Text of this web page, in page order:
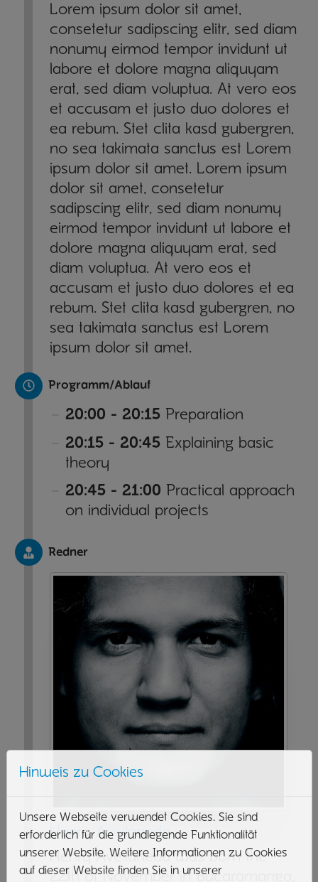
Lorem ipsum dolor sit amet,
consetetur sadipscing elitr, sed diam
nonumy eirmod tempor invidunt ut
labore et dolore magna aliquyam
erat, sed diam voluptua. At vero eos
et accusam et justo duo dolores et
ea rebum. Stet clita kasd gubergren,
no sea takimata sanctus est Lorem
ipsum dolor sit amet. Lorem ipsum
dolor sit amet, consetetur
sadipscing elitr, sed diam nonumy
eirmod tempor invidunt ut labore et
dolore magna aliquyam erat, sed
diam voluptua. At vero eos et
accusam et justo duo dolores et ea
rebum. Stet clita kasd gubergren, no
sea takimata sanctus est Lorem
ipsum dolor sit amet.
Programm/Ablauf
20:00 - 20:15Preparation
20:15 - 20:45Explaining basic
theory
20:45 - 21:00 Practical approach
on individual projects
Redner
Henry Avellaneda
Henry Avellaneda was born the
22th of November in Bucaramanga,
Hinweis zu Cookies
Unsere Webseite verwendet Cookies. Sie sind
erforderlich für die grundlegende Funktionalität
unserer Website. Weitere Informationen zu Cookies
auf dieser Website finden Sie in unserer